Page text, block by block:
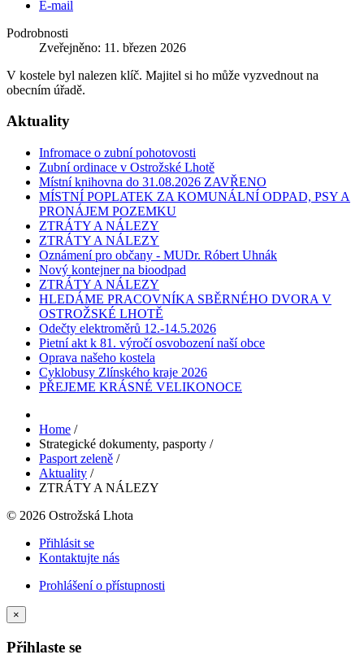
E-mail
Podrobnosti
Zveřejněno: 11. březen 2026
V kostele byl nalezen klíč. Majitel si ho může vyzvednout na
obecním úřadě.
Aktuality
Infromace o zubní pohotovosti
Zubní ordinace v Ostrožské Lhotě
Místní knihovna do 31.08.2026 ZAVŘENO
MÍSTNÍ POPLATEK ZA KOMUNÁLNÍ ODPAD, PSY A
PRONÁJEM POZEMKU
ZTRÁTY A NÁLEZY
ZTRÁTY A NÁLEZY
Oznámení pro občany - MUDr. Róbert Uhnák
Nový kontejner na bioodpad
ZTRÁTY A NÁLEZY
HLEDÁME PRACOVNÍKA SBĚRNÉHO DVORA V
OSTROŽSKÉ LHOTĚ
Odečty elektroměrů 12.-14.5.2026
Pietní akt k 81. výročí osvobození naší obce
Oprava našeho kostela
Cyklobusy Zlínského kraje 2026
PŘEJEME KRÁSNÉ VELIKONOCE
Home /
Strategické dokumenty, pasporty /
Pasport zeleně /
Aktuality /
ZTRÁTY A NÁLEZY
© 2026 Ostrožská Lhota
Přihlásit se
Kontaktujte nás
Prohlášení o přístupnosti
×
Přihlaste se